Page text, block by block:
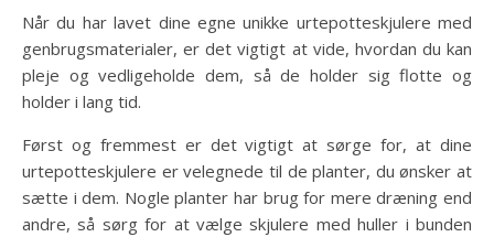
Når du har lavet dine egne unikke urtepotteskjulere med
genbrugsmaterialer, er det vigtigt at vide, hvordan du kan
pleje og vedligeholde dem, så de holder sig flotte og
holder i lang tid.
Først og fremmest er det vigtigt at sørge for, at dine
urtepotteskjulere er velegnede til de planter, du ønsker at
sætte i dem. Nogle planter har brug for mere dræning end
andre, så sørg for at vælge skjulere med huller i bunden